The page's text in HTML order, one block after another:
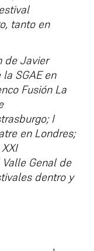
tanto en
de Javier
SGAE en
Fusión La
I
en Londres;
Genal de
dentro y